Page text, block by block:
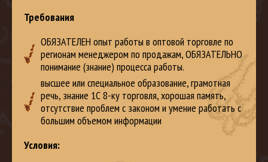
Требования
ОБЯЗАТЕЛЕН опыт работы в оптовой торговле по
регионам менеджером по продажам, ОБЯЗАТЕЛЬНО
понимание (знание) процесса работы.
высшее или специальное образование, грамотная
речь, знание 1С 8-ку торговля, хорошая память,
отсутствие проблем с законом и умение работать с
большим объемом информации
Условия: